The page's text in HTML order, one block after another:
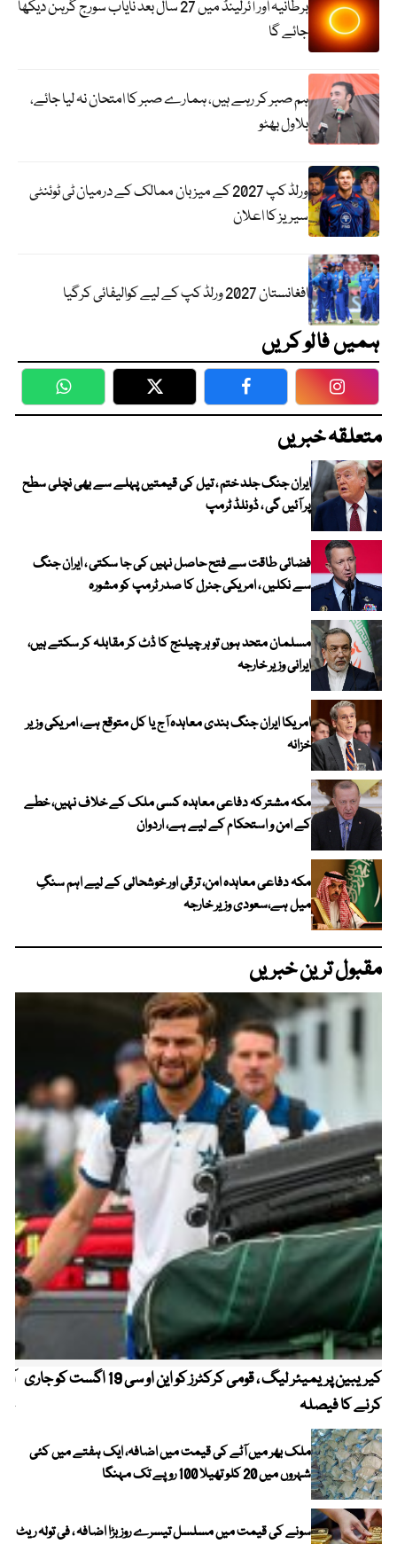
برطانیہ اور آئرلینڈ میں 27 سال بعد نایاب سورج گرہن دیکھا
جائے گا
ہم صبر کر رہے ہیں، ہمارے صبر کا امتحان نہ لیا جائے،
بلاول بھٹو
ورلڈ کپ 2027 کے میزبان ممالک کے درمیان ٹی ٹوئنٹی
سیریز کا اعلان
افغانستان 2027 ورلڈ کپ کے لیے کوالیفائی کرگیا
ہمیں فالو کریں
WhatsApp Twitter Facebook
متعلقہ خبریں
ایران جنگ جلد ختم ، تیل کی قیمتیں پہلے سے بھی نچلی سطح
پر آئیں گی ، ڈونلڈ ٹرمپ
فضائی طاقت سے فتح حاصل نہیں کی جا سکتی ، ایران جنگ
سے نکلیں ، امریکی جنرل کا صدر ٹرمپ کو مشورہ
مسلمان متحد ہوں تو ہر چیلنج کا ڈٹ کر مقابلہ کر سکتے ہیں،
ایرانی وزیر خارجہ
امریکا ایران جنگ بندی معاہدہ آج یا کل متوقع ہے، امریکی وزیر
خزانہ
مکہ مشترکہ دفاعی معاہدہ کسی ملک کے خلاف نہیں، خطے
کے امن و استحکام کے لیے ہے، اردوان
مکہ دفاعی معاہدہ امن، ترقی اور خوشحالی کے لیے اہم سنگِ
میل ہے،سعودی وزیر خارجہ
مقبول ترین خبریں
کیریبین پریمیئر لیگ ، قومی کرکٹرز کو این او سی 19 اگست کو جاری
کرنے کا فیصلہ
ملک بھر میں آٹے کی قیمت میں اضافہ، ایک ہفتے میں کئی
شہروں میں 20 کلو تھیلا 100 روپے تک مہنگا
سونے کی قیمت میں مسلسل تیسرے روز بڑا اضافہ ، فی تولہ ریٹ